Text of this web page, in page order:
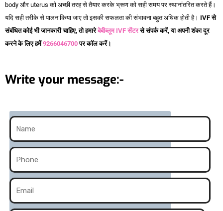
body और uterus को अच्छी तरह से तैयार करके भ्रूण को सही समय पर स्थानांतरित करते हैं।
यदि सही तरीके से पालन किया जाए तो इसकी सफलता की संभावना बहुत अधिक होती है। IVF से
संबंधित कोई भी जानकारी चाहिए, तो हमारेबेबीब्लूम IVF सेंटरसे संपर्क करें, या अपनी शंका दूर
करने के लिए हमें9266046700पर कॉल करें।
Write your message:-